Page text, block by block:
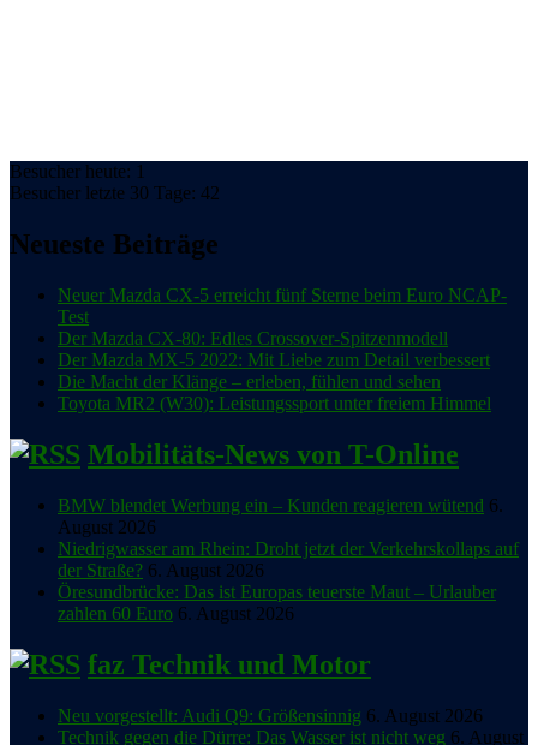
Besucher heute: 1
Besucher letzte 30 Tage: 42
Neueste Beiträge
Neuer Mazda CX-5 erreicht fünf Sterne beim Euro NCAP-
Test
Der Mazda CX-80: Edles Crossover-Spitzenmodell
Der Mazda MX-5 2022: Mit Liebe zum Detail verbessert
Die Macht der Klänge – erleben, fühlen und sehen
Toyota MR2 (W30): Leistungssport unter freiem Himmel
Mobilitäts-News von T-Online
BMW blendet Werbung ein – Kunden reagieren wütend 6.
August 2026
Niedrigwasser am Rhein: Droht jetzt der Verkehrskollaps auf
der Straße? 6. August 2026
Öresundbrücke: Das ist Europas teuerste Maut – Urlauber
zahlen 60 Euro 6. August 2026
faz Technik und Motor
Neu vorgestellt: Audi Q9: Größensinnig 6. August 2026
Technik gegen die Dürre: Das Wasser ist nicht weg 6. August